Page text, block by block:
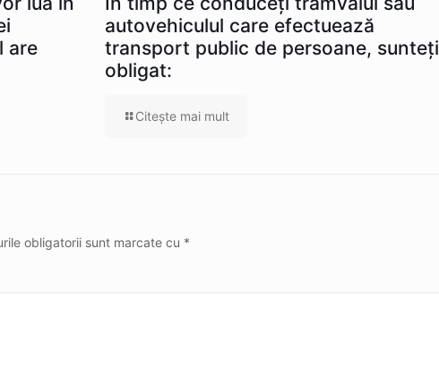
are
autovehiculul care efectuează
transport public de persoane, sunteţi
obligat:
Citeşte mai mult
obligatorii sunt marcate cu *